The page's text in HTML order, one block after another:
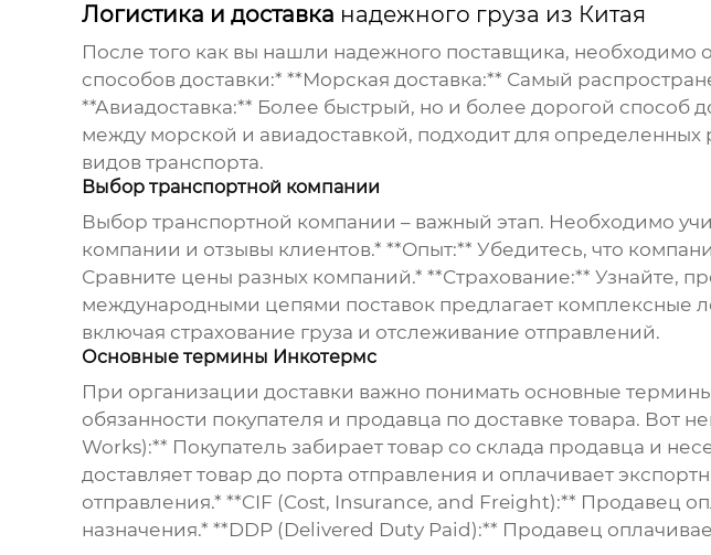
Логистика и доставка надежного груза из Китая
После того как вы нашли надежного поставщика, необходимо
способов доставки:* **Морская доставка:** Самый
**Авиадоставка:** Более быстрый, но и более дорогой способ
между морской и авиадоставкой, подходит для
видов транспорта.
Выбор транспортной компании
Выбор транспортной компании – важный этап. Необходимо
компании и отзывы клиентов.* **Опыт:** Убедитесь, что
Сравните цены разных компаний.* **Страхование:** Узнайте,
международными цепями поставок предлагает комплексные
включая страхование груза и отслеживание отправлений.
Основные термины Инкотермс
При организации доставки важно понимать основные
обязанности покупателя и продавца по доставке товара. Вот
Works):** Покупатель забирает товар со склада продавца и
доставляет товар до порта отправления и оплачивает
отправления.* **CIF (Cost, Insurance, and Freight):** Продавец
назначения.* **DDP (Delivered Duty Paid):** Продавец